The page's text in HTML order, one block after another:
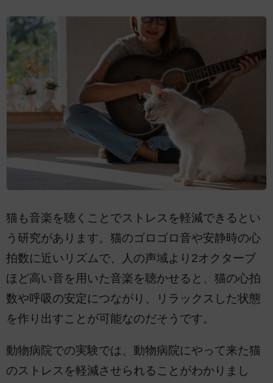
猫も音楽を聴くことでストレスを軽減できるとい
う研究があります。猫のゴロゴロ音や安静時の心
拍数に近いリズムで、人の声域より2オクターブ
ほど高い音を用いた音楽を聴かせると、猫の心拍
数や呼吸の安定につながり、リラックスした状態
を作り出すことが可能なのだそうです。
動物病院での実験では、動物病院にやって来た猫
のストレスを軽減させられることがわかりまし